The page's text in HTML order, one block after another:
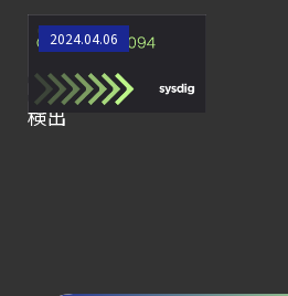
CVE-2024-3094: XZ
SSHD バックドアの
検出
2024.04.06